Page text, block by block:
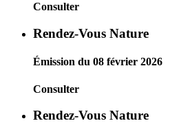
Consulter
Rendez-Vous Nature
Émission du 08 février 2026
Consulter
Rendez-Vous Nature